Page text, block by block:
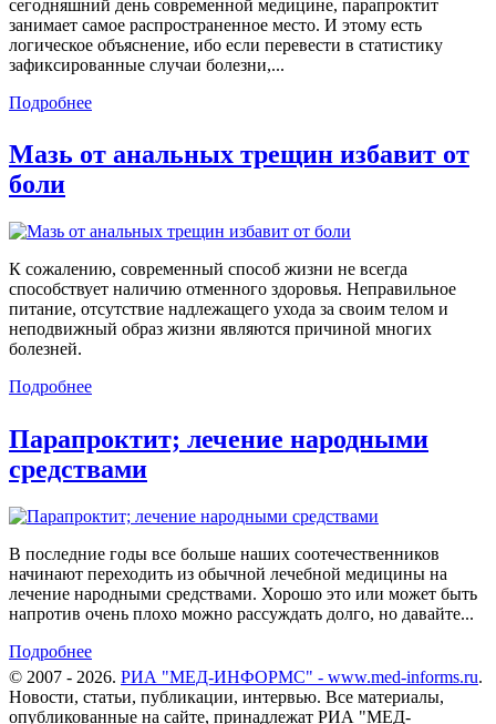
сегодняшний день современной медицине, парапроктит
занимает самое распространенное место. И этому есть
логическое объяснение, ибо если перевести в статистику
зафиксированные случаи болезни,...
Подробнее
Мазь от анальных трещин избавит от
боли
К сожалению, современный способ жизни не всегда
способствует наличию отменного здоровья. Неправильное
питание, отсутствие надлежащего ухода за своим телом и
неподвижный образ жизни являются причиной многих
болезней.
Подробнее
Парапроктит; лечение народными
средствами
В последние годы все больше наших соотечественников
начинают переходить из обычной лечебной медицины на
лечение народными средствами. Хорошо это или может быть
напротив очень плохо можно рассуждать долго, но давайте...
Подробнее
© 2007 - 2026. РИА "МЕД-ИНФОРМС" - www.med-informs.ru.
Новости, статьи, публикации, интервью. Все материалы,
опубликованные на сайте, принадлежат РИА "МЕД-